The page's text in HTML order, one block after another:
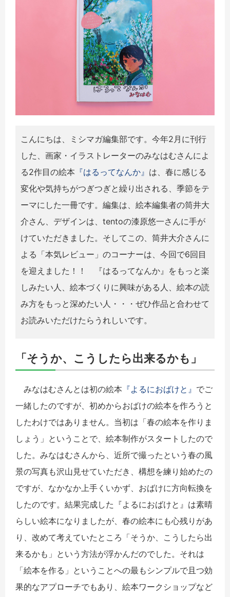
こんにちは、ミシマガ編集部です。今年2月に刊行
した、画家・イラストレーターのみなはむさんによ
る2作目の絵本 『はるってなんか』 は、春に感じる
変化や気持ちがつぎつぎと繰り出される、季節をテ
ーマにした一冊です。編集は、絵本編集者の筒井大
介さん、デザインは、tentoの漆原悠一さんに手が
けていただきました。そしてこの、筒井大介さんに
よる「本気レビュー」のコーナーは、今回で6回目
を迎えました！！ 『はるってなんか』をもっと楽
しみたい人、絵本づくりに興味がある人、絵本の読
み方をもっと深めたい人・・・ぜひ作品と合わせて
お読みいただけたらうれしいです。
「そうか、こうしたら出来るかも」
みなはむさんとは初の絵本 『よるにおばけと』 でご
一緒したのですが、初めからおばけの絵本を作ろうと
したわけではありません。当初は「春の絵本を作りま
しょう」ということで、絵本制作がスタートしたので
した。みなはむさんから、近所で撮ったという春の風
景の写真も沢山見せていただき、構想を練り始めたの
ですが、なかなか上手くいかず、おばけに方向転換を
したのです。結果完成した『よるにおばけと』は素晴
らしい絵本になりましたが、春の絵本にも心残りがあ
り、改めて考えていたところ「そうか、こうしたら出
来るかも」という方法が浮かんだのでした。それは
「絵本を作る」ということへの最もシンプルで且つ効
果的なアプローチでもあり、絵本ワークショップなど